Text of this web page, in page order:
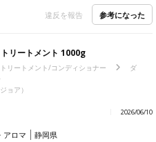
違反を報告 参考になった
リートメント 1000g
トリートメント/コンディショナー
ダ
ョア）
2026/06/10
アロマ 静岡県